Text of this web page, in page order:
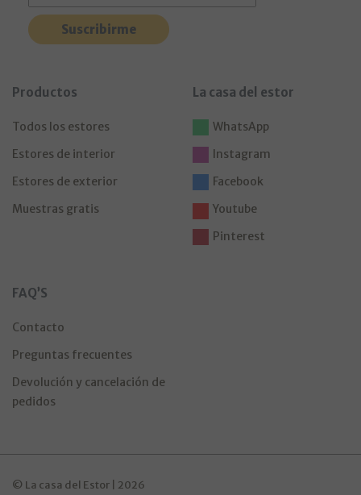
Productos
Todos los estores
Estores de interior
Estores de exterior
Muestras gratis
La casa del estor
WhatsApp
Instagram
Facebook
Youtube
Pinterest
FAQ’S
Contacto
Preguntas frecuentes
Devolución y cancelación de
pedidos
© La casa del Estor | 2026